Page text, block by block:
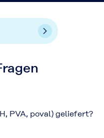
PVA, poval) geliefert?